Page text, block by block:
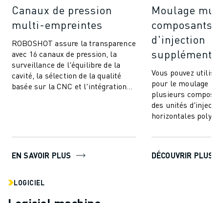
Canaux de pression
multi-empreintes
ROBOSHOT assure la transparence
avec 16 canaux de pression, la
surveillance de l'équilibre de la
cavité, la sélection de la qualité
basée sur la CNC et l'intégration
EN SAVOIR PLUS
Moulage
composants
d'injection
Vous pouvez
pour le moulage
plusieurs
des unités
horizontales
DÉCOUVRIR PLUS
LOGICIEL